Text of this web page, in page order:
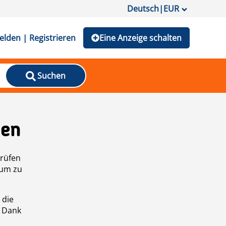
Deutsch|EUR
| Registrieren Eine Anzeige schalten
Suchen
zu
die